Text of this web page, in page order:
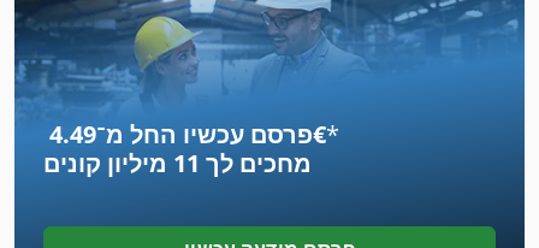
מאכיל מכונה
מכונה זילוף
מכונה יד
מכונה משולבת
מכוניות
פרסם עכשיו החל מ־‏4.49 ‏€*
מחכים לך 11 מיליון קונים